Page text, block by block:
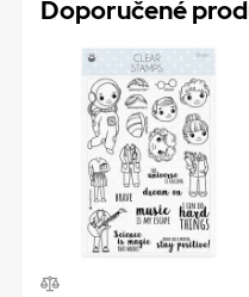
Doporučené